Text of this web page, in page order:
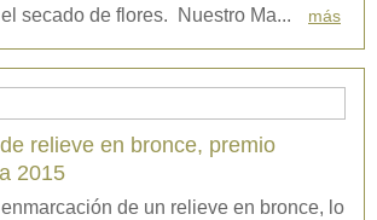
secado de flores. Nuestro Ma...
más
relieve en bronce, premio
2015
de un relieve en bronce, lo